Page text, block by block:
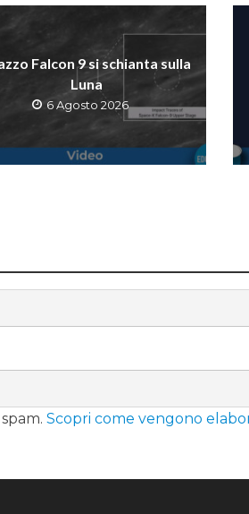
Falcon 9 si schianta sulla
Luna
6 Agosto 2026
Scopri come vengono